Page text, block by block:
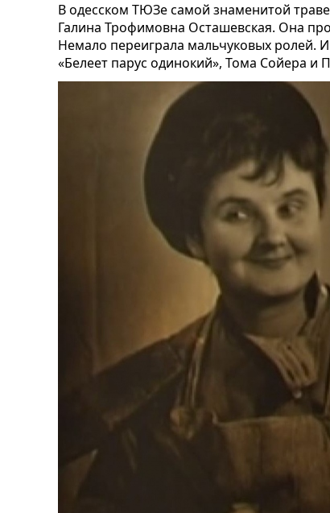
В одесском ТЮЗе самой знаменитой
Галина Трофимовна Осташевская. Она
Немало переиграла мальчуковых ролей.
«Белеет парус одинокий», Тома Сойера и